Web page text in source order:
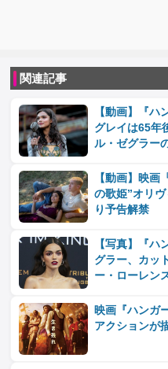
関連記事
【動画】『ハ
グレイは65年
ル・ゼグラー
【動画】映画
の歌姫”オリ
り予告解禁
【写真】『ハ
グラー、カッ
ー・ローレン
映画『ハンガ
アクションが